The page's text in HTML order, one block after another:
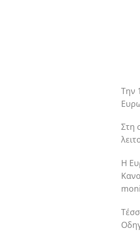
Την
Στη
Η